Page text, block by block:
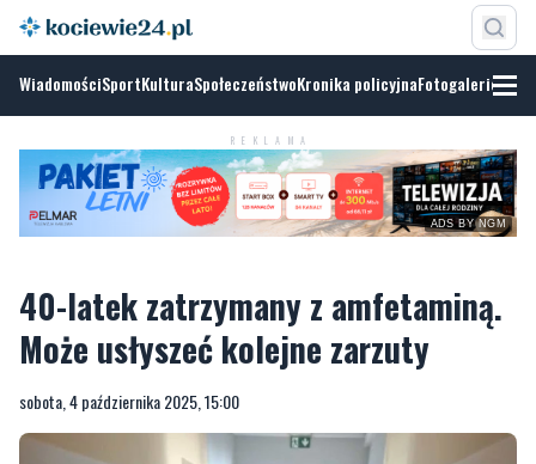
WiadomościSportKulturaSpołeczeństwoKronika policyjnaFotogalerie
REKLAMA
ADS BY NGM
40-latek zatrzymany z amfetaminą.
Może usłyszeć kolejne zarzuty
sobota, 4 października 2025, 15:00